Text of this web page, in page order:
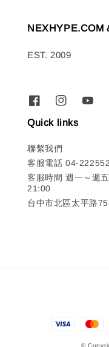
NEXHYPE.COM
EST. 2009
Quick links
聯繫我們
客服電話 04-
客服時間 週一～週
21:00
台中市北區太平路
©